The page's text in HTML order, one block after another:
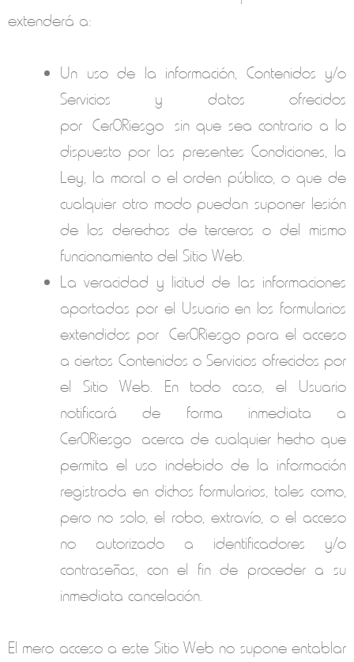
extenderá a:
Un uso de la información, Contenidos y/o
Servicios y datos ofrecidos
porCer0Riesgo sin que sea contrario a lo
dispuesto por las presentes Condiciones, la
Ley, la moral o el orden público, o que de
cualquier otro modo puedan suponer lesión
de los derechos de terceros o del mismo
funcionamiento del Sitio Web.
La veracidad y licitud de las informaciones
aportadas por el Usuario en los formularios
extendidos por Cer0Riesgo para el acceso
a ciertos Contenidos o Servicios ofrecidos por
el Sitio Web. En todo caso, el Usuario
notificará de forma inmediata a
Cer0Riesgo acerca de cualquier hecho que
permita el uso indebido de la información
registrada en dichos formularios, tales como,
pero no solo, el robo, extravío, o el acceso
no autorizado a identificadores y/o
contraseñas, con el fin de proceder a su
inmediata cancelación.
El mero acceso a este Sitio Web no supone entablar